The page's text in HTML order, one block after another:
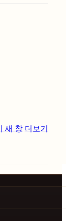
새 창 더보기